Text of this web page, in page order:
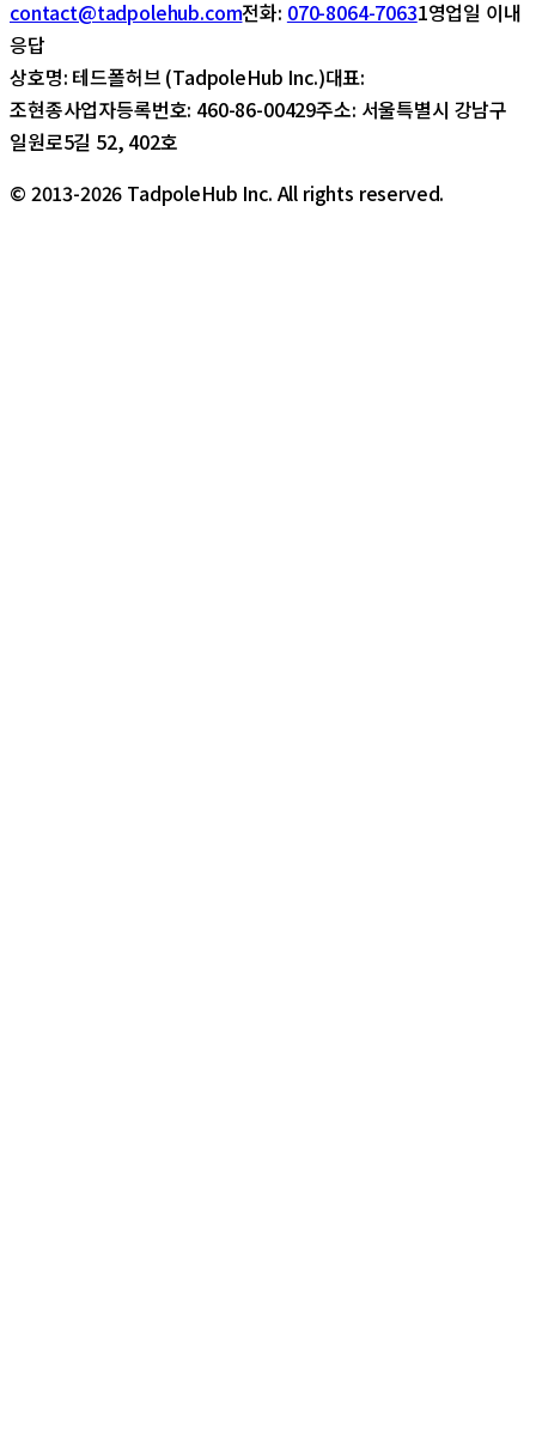
contact@tadpolehub.com전화: 070-8064-70631영업일 이내
응답
상호명: 테드폴허브 (TadpoleHub Inc.)대표:
조현종사업자등록번호: 460-86-00429주소: 서울특별시 강남구
일원로5길 52, 402호
© 2013-2026 TadpoleHub Inc. All rights reserved.